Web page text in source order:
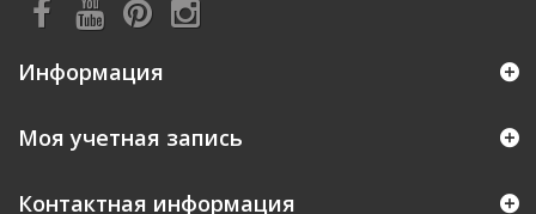
Информация
Моя учетная запись
Контактная информация